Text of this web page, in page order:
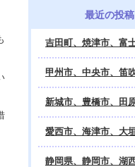
最近の投稿